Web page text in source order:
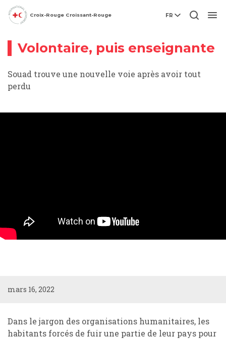
Croix-Rouge Croissant-Rouge FR
Vidéo
Volontaire, puis enseignante
Souad trouve une nouvelle voie après avoir tout
perdu
mars 16, 2022
Dans le jargon des organisations humanitaires, les
habitants forcés de fuir une partie de leur pays pour